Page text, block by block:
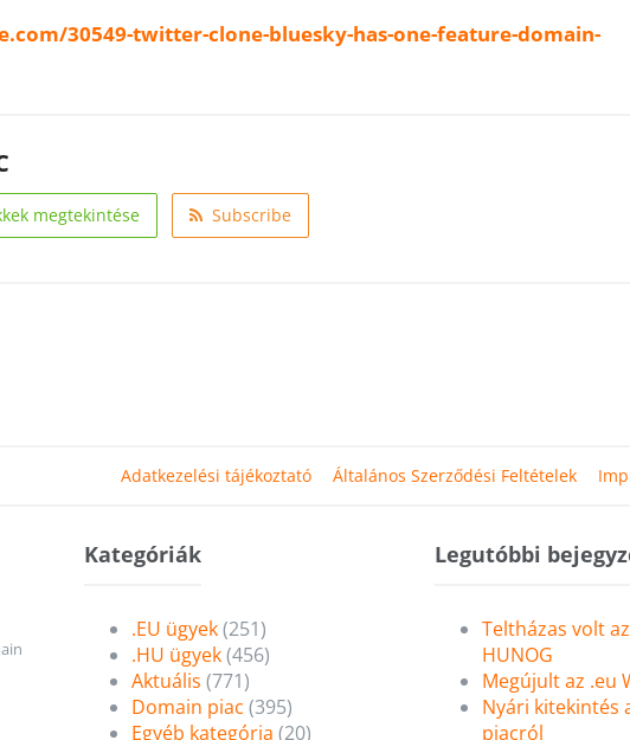
30549-twitter-clone-bluesky-has-one-feature-domain-
megtekintése Subscribe
Adatkezelési tájékoztató Általános Szerződési Feltételek
Kategóriák
.EU ügyek(251)
.HU ügyek(456)
Aktuális (771)
Domain piac (395)
Egyéb kategória (20)
Legutóbbi
Teltházas volt
HUNOG
Megújult az .eu
Nyári kitekintés
piacról